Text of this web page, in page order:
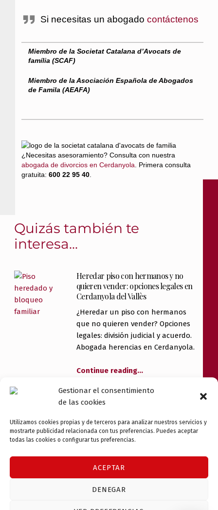
Gestionar el consentimiento
de las cookies
Utilizamos cookies propias y de terceros para analizar nuestros servicios y
mostrarte publicidad relacionada con tus preferencias. Puedes aceptar
todas las cookies o configurar tus preferencias.
ACEPTAR
DENEGAR
Si necesitas un abogado contáctenos
Miembro de la Societat Catalana d’Avocats de
família (SCAF)
Miembro de la Asociación Española de Abogados
de Famila (AEAFA)
¿Necesitas asesoramiento? Consulta con nuestra
abogada de divorcios en Cerdanyola. Primera consulta
gratuita: 600 22 95 40.
Quizás también te
interesa...
Heredar piso con hermanos y no
quieren vender: opciones legales en
Cerdanyola del Vallès
¿Heredar un piso con hermanos
que no quieren vender? Opciones
legales: división judicial y acuerdo.
Abogada herencias en Cerdanyola.
Continue reading…
Desahucio expres en Cerdanyola del
Vallès
¿Qué es el desahucio exprés en
Cerdanyola? Plazos reducidos para
impago, precario y ocupación
ilegal. Abogada desahucios: 600 22
95 40.
Continue reading